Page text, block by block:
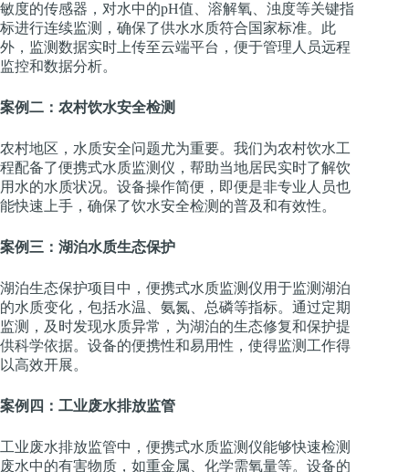
敏度的传感器，对水中的pH值、溶解氧、浊度等关键指
标进行连续监测，确保了供水水质符合国家标准。此
外，监测数据实时上传至云端平台，便于管理人员远程
监控和数据分析。
案例二：农村饮水安全检测
农村地区，水质安全问题尤为重要。我们为农村饮水工
程配备了便携式水质监测仪，帮助当地居民实时了解饮
用水的水质状况。设备操作简便，即便是非专业人员也
能快速上手，确保了饮水安全检测的普及和有效性。
案例三：湖泊水质生态保护
湖泊生态保护项目中，便携式水质监测仪用于监测湖泊
的水质变化，包括水温、氨氮、总磷等指标。通过定期
监测，及时发现水质异常，为湖泊的生态修复和保护提
供科学依据。设备的便携性和易用性，使得监测工作得
以高效开展。
案例四：工业废水排放监管
工业废水排放监管中，便携式水质监测仪能够快速检测
废水中的有害物质，如重金属、化学需氧量等。设备的